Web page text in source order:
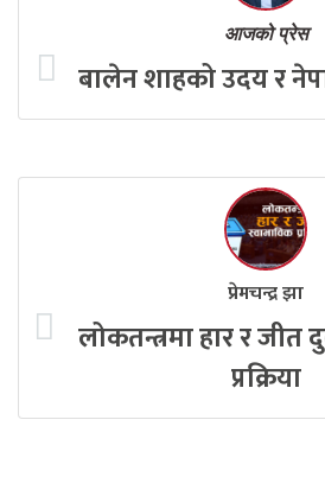
आजको प्रेस
बालेन शाहको उदय र
प्रेमचन्द्र झा
लोकतन्त्रमा हार र जीत
प्रक्रिया